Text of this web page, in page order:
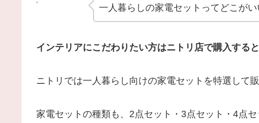
一人暮らしの家電セットってどこが
インテリアにこだわりたい方はニトリ店で購入すると
ニトリでは一人暮らし向けの家電セットを特選して販
家電セットの種類も、2点セット・3点セット・4点